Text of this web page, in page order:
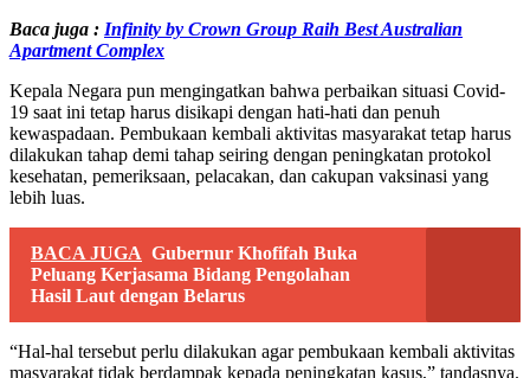
Baca juga : Infinity by Crown Group Raih Best Australian
Apartment Complex
Kepala Negara pun mengingatkan bahwa perbaikan situasi Covid-
19 saat ini tetap harus disikapi dengan hati-hati dan penuh
kewaspadaan. Pembukaan kembali aktivitas masyarakat tetap harus
dilakukan tahap demi tahap seiring dengan peningkatan protokol
kesehatan, pemeriksaan, pelacakan, dan cakupan vaksinasi yang
lebih luas.
BACA JUGA Gubernur Khofifah Buka
Peluang Kerjasama Bidang Pengolahan
Hasil Laut dengan Belarus
“Hal-hal tersebut perlu dilakukan agar pembukaan kembali aktivitas
masyarakat tidak berdampak kepada peningkatan kasus,” tandasnya.